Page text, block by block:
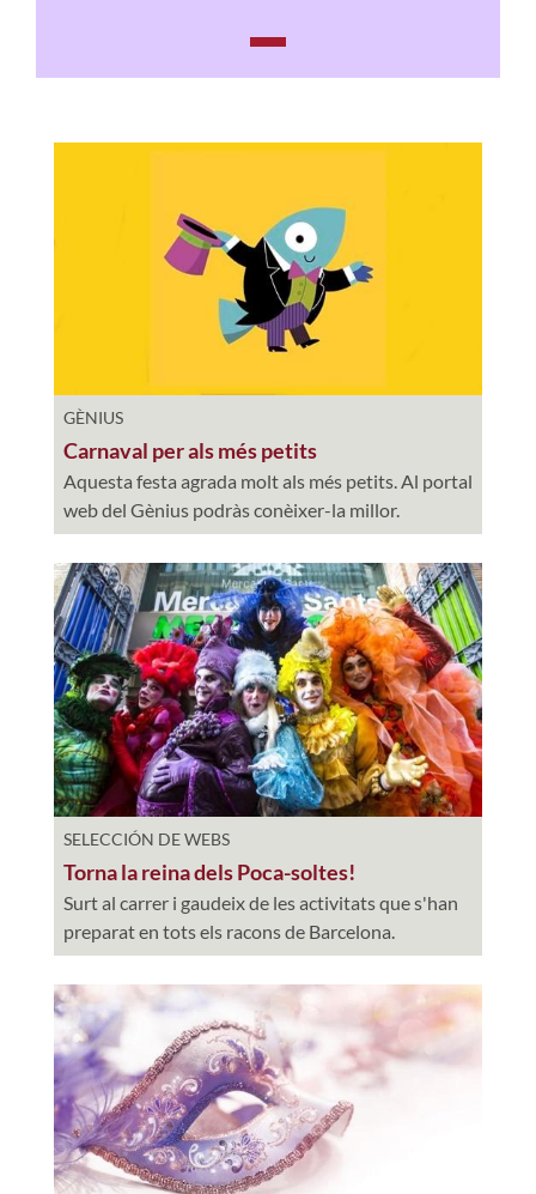
GÈNIUS
Carnaval per als més petits
Aquesta festa agrada molt als més petits. Al portal
web del Gènius podràs conèixer-la millor.
SELECCIÓN DE WEBS
Torna la reina dels Poca-soltes!
Surt al carrer i gaudeix de les activitats que s'han
preparat en tots els racons de Barcelona.